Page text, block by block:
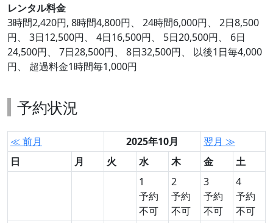
レンタル料金
3時間2,420円, 8時間4,800円、 24時間6,000円、 2日8,500
円、 3日12,500円、 4日16,500円、 5日20,500円、 6日
24,500円、 7日28,500円、 8日32,500円、 以後1日毎4,000
円、 超過料金1時間毎1,000円
予約状況
≪ 前月 2025年10月
翌月 ≫
日
月 火 水 木 金
土
1
予約
不可
2
予約
不可
3
予約
不可
4
予約
不可